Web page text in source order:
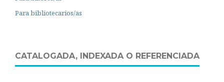
Para bibliotecarios/as
CATALOGADA, INDEXADA O REFERENCIADA